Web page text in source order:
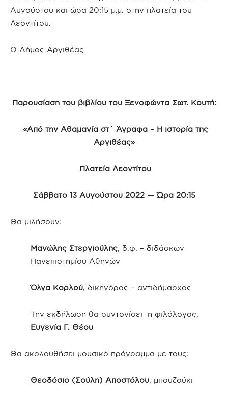
Αυγούστου και ώρα 20:15 μ.μ. στην πλατεία του
Λεοντίτου.
Ο Δήμος Αργιθέας
Παρουσίαση του βιβλίου του Ξενοφώντα Σωτ. Κουτή:
«Από την Αθαµανία στ΄ Άγραφα – Η ιστορία της
Αργιθέας»
Πλατεία Λεοντίτου
Σάββατο 13 Αυγούστου 2022 — Ώρα 20:15
Θα µιλήσουν:
Μανώλης Στεργιούλης, δ.φ. – διδάσκων
Πανεπιστηµίου Αθηνών
Όλγα Κορλού, δικηγόρος – αντιδήµαρχος
Την εκδήλωση θα συντονίσει η φιλόλογος,
Ευγενία Γ. Θέου
Θα ακολουθήσει µουσικό πρόγραµµα µε τους:
Θεοδόσιο (Σούλη) Αποστόλου, µπουζούκι